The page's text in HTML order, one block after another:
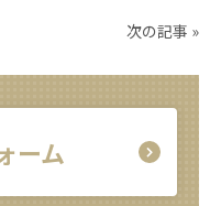
次の記事 »
ーム